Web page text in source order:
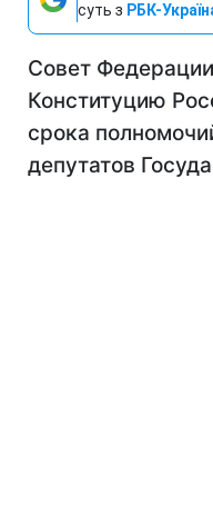
суть з РБК-
Совет
Конституцию
срока
депутатов